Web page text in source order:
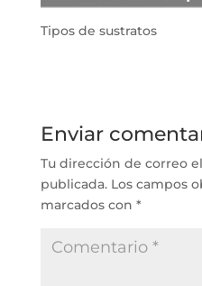
Tipos de sustratos
Enviar
Tu dirección de correo
publicada. Los campos
marcados con *